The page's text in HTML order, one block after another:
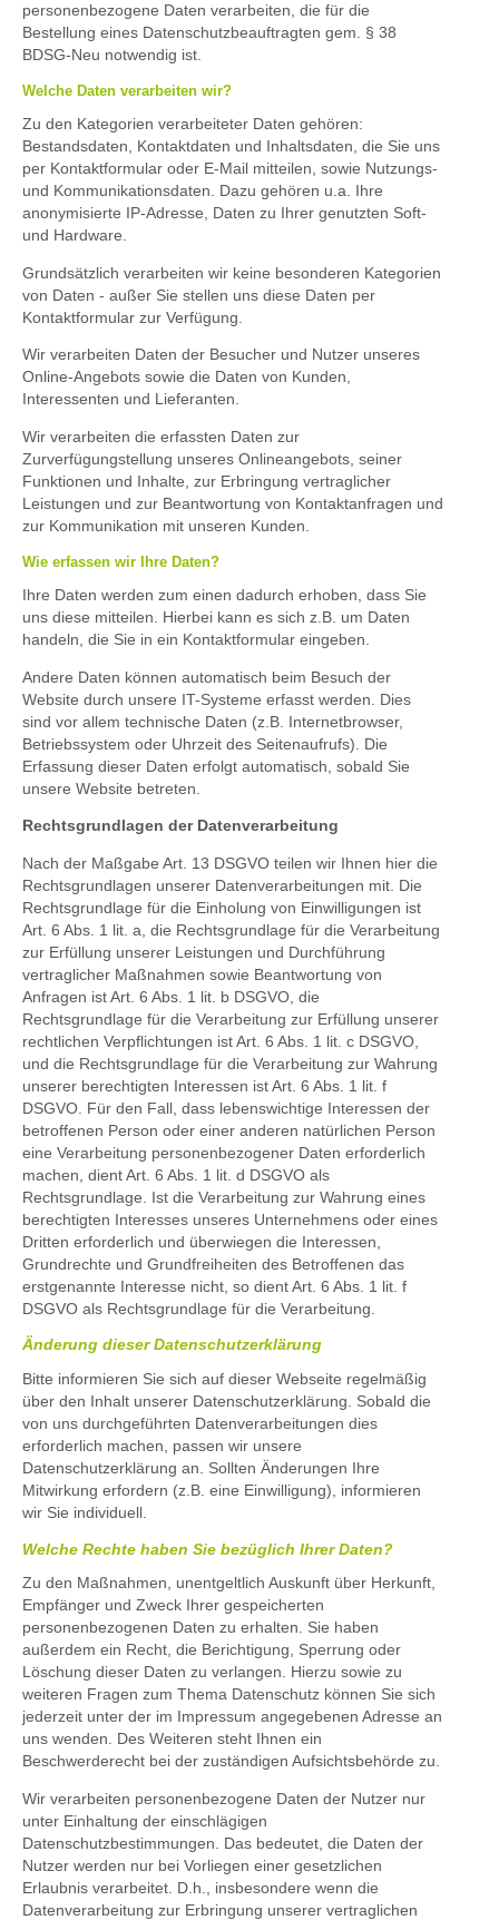
personenbezogene Daten verarbeiten, die für die
Bestellung eines Datenschutzbeauftragten gem. § 38
BDSG-Neu notwendig ist.
Welche Daten verarbeiten wir?
Zu den Kategorien verarbeiteter Daten gehören:
Bestandsdaten, Kontaktdaten und Inhaltsdaten, die Sie uns
per Kontaktformular oder E-Mail mitteilen, sowie Nutzungs-
und Kommunikationsdaten. Dazu gehören u.a. Ihre
anonymisierte IP-Adresse, Daten zu Ihrer genutzten Soft-
und Hardware.
Grundsätzlich verarbeiten wir keine besonderen Kategorien
von Daten - außer Sie stellen uns diese Daten per
Kontaktformular zur Verfügung.
Wir verarbeiten Daten der Besucher und Nutzer unseres
Online-Angebots sowie die Daten von Kunden,
Interessenten und Lieferanten.
Wir verarbeiten die erfassten Daten zur
Zurverfügungstellung unseres Onlineangebots, seiner
Funktionen und Inhalte, zur Erbringung vertraglicher
Leistungen und zur Beantwortung von Kontaktanfragen und
zur Kommunikation mit unseren Kunden.
Wie erfassen wir Ihre Daten?
Ihre Daten werden zum einen dadurch erhoben, dass Sie
uns diese mitteilen. Hierbei kann es sich z.B. um Daten
handeln, die Sie in ein Kontaktformular eingeben.
Andere Daten können automatisch beim Besuch der
Website durch unsere IT-Systeme erfasst werden. Dies
sind vor allem technische Daten (z.B. Internetbrowser,
Betriebssystem oder Uhrzeit des Seitenaufrufs). Die
Erfassung dieser Daten erfolgt automatisch, sobald Sie
unsere Website betreten.
Rechtsgrundlagen der Datenverarbeitung
Nach der Maßgabe Art. 13 DSGVO teilen wir Ihnen hier die
Rechtsgrundlagen unserer Datenverarbeitungen mit. Die
Rechtsgrundlage für die Einholung von Einwilligungen ist
Art. 6 Abs. 1 lit. a, die Rechtsgrundlage für die Verarbeitung
zur Erfüllung unserer Leistungen und Durchführung
vertraglicher Maßnahmen sowie Beantwortung von
Anfragen ist Art. 6 Abs. 1 lit. b DSGVO, die
Rechtsgrundlage für die Verarbeitung zur Erfüllung unserer
rechtlichen Verpflichtungen ist Art. 6 Abs. 1 lit. c DSGVO,
und die Rechtsgrundlage für die Verarbeitung zur Wahrung
unserer berechtigten Interessen ist Art. 6 Abs. 1 lit. f
DSGVO. Für den Fall, dass lebenswichtige Interessen der
betroffenen Person oder einer anderen natürlichen Person
eine Verarbeitung personenbezogener Daten erforderlich
machen, dient Art. 6 Abs. 1 lit. d DSGVO als
Rechtsgrundlage. Ist die Verarbeitung zur Wahrung eines
berechtigten Interesses unseres Unternehmens oder eines
Dritten erforderlich und überwiegen die Interessen,
Grundrechte und Grundfreiheiten des Betroffenen das
erstgenannte Interesse nicht, so dient Art. 6 Abs. 1 lit. f
DSGVO als Rechtsgrundlage für die Verarbeitung.
Änderung dieser Datenschutzerklärung
Bitte informieren Sie sich auf dieser Webseite regelmäßig
über den Inhalt unserer Datenschutzerklärung. Sobald die
von uns durchgeführten Datenverarbeitungen dies
erforderlich machen, passen wir unsere
Datenschutzerklärung an. Sollten Änderungen Ihre
Mitwirkung erfordern (z.B. eine Einwilligung), informieren
wir Sie individuell.
Welche Rechte haben Sie bezüglich Ihrer Daten?
Zu den Maßnahmen, unentgeltlich Auskunft über Herkunft,
Empfänger und Zweck Ihrer gespeicherten
personenbezogenen Daten zu erhalten. Sie haben
außerdem ein Recht, die Berichtigung, Sperrung oder
Löschung dieser Daten zu verlangen. Hierzu sowie zu
weiteren Fragen zum Thema Datenschutz können Sie sich
jederzeit unter der im Impressum angegebenen Adresse an
uns wenden. Des Weiteren steht Ihnen ein
Beschwerderecht bei der zuständigen Aufsichtsbehörde zu.
Wir verarbeiten personenbezogene Daten der Nutzer nur
unter Einhaltung der einschlägigen
Datenschutzbestimmungen. Das bedeutet, die Daten der
Nutzer werden nur bei Vorliegen einer gesetzlichen
Erlaubnis verarbeitet. D.h., insbesondere wenn die
Datenverarbeitung zur Erbringung unserer vertraglichen